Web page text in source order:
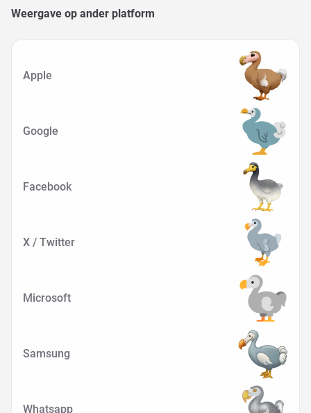
Weergave op ander platform
Apple
Google
Facebook
X / Twitter
Microsoft
Samsung
Whatsapp